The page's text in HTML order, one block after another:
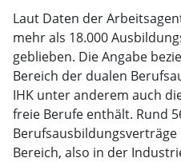
Laut Daten der
mehr als 18.000
geblieben. Die Angabe
Bereich der dualen
IHK unter anderem auch
freie Berufe enthält. Rund
Bereich, also in der